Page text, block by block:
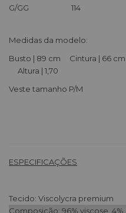
G/GG
114
Medidas da modelo:
Busto | 89 cm Cintura | 66
Altura | 1,70
Veste tamanho P/M
ESPECIFICAÇÕES
Tecido: Viscolycra premium
Composição: 96% viscose,